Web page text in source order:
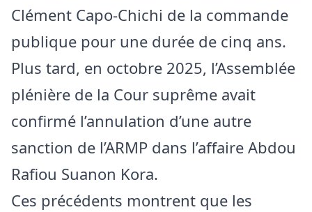
Clément Capo-Chichi de la commande
publique pour une durée de cinq ans.
Plus tard, en octobre 2025, l’Assemblée
plénière de la Cour suprême avait
confirmé l’annulation d’une autre
sanction de l’ARMP dans l’affaire Abdou
Rafiou Suanon Kora.
Ces précédents montrent que les